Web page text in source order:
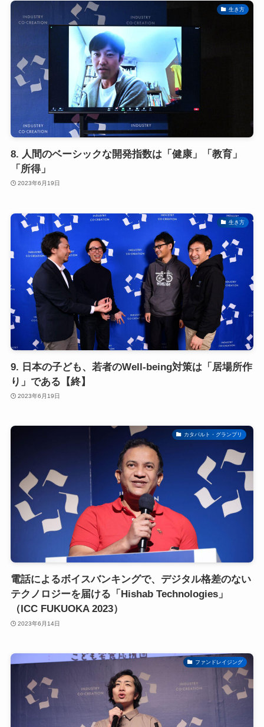
生き方
8. 人間のベーシックな開発指数は「健康」「教育」
「所得」
2023年6月19日
生き方
9. 日本の子ども、若者のWell-being対策は「居場所作
り」である【終】
2023年6月19日
カタパルト・グランプリ
電話によるボイスバンキングで、デジタル格差のない
テクノロジーを届ける「Hishab Technologies」
（ICC FUKUOKA 2023）
2023年6月14日
ファンドレイジング